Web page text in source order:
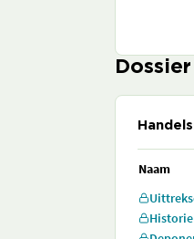
Dossier
Naam
Historie